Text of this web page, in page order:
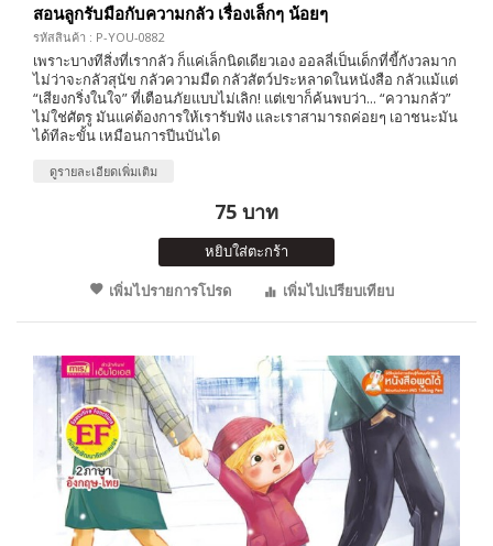
สอนลูกรับมือกับความกลัว เรื่องเล็กๆ น้อยๆ
รหัสสินค้า : P-YOU-0882
เพราะบางทีสิ่งที่เรากลัว ก็แค่เล็กนิดเดียวเอง ออลลี่เป็นเด็กที่ขี้กังวลมาก
ไม่ว่าจะกลัวสุนัข กลัวความมืด กลัวสัตว์ประหลาดในหนังสือ กลัวแม้แต่
“เสียงกริ่งในใจ” ที่เตือนภัยแบบไม่เลิก! แต่เขาก็ค้นพบว่า... “ความกลัว”
ไม่ใช่ศัตรู มันแค่ต้องการให้เรารับฟัง และเราสามารถค่อยๆ เอาชนะมัน
ได้ทีละขั้น เหมือนการปีนบันได
ดูรายละเอียดเพิ่มเติม
75 บาท
หยิบใส่ตะกร้า
เพิ่มไปรายการโปรด
เพิ่มไปเปรียบเทียบ